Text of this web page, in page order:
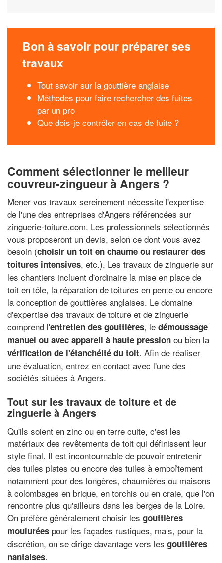
Bon à savoir pour préparer ses
travaux
Tout savoir sur la gouttière anglaise
Méthodes pour faire rechercher des fuites
par un pro
Que dois-je contrôler en cas de fuite ?
Comment sélectionner le meilleur
couvreur-zingueur à Angers ?
Mener vos travaux sereinement nécessite l'expertise
de l'une des entreprises d'Angers référencées sur
zinguerie-toiture.com. Les professionnels sélectionnés
vous proposeront un devis, selon ce dont vous avez
besoin (choisir un toit en chaume ou restaurer des
toitures intensives, etc.). Les travaux de zinguerie sur
les chantiers incluent d'ordinaire la mise en place de
toit en tôle, la réparation de toitures en pente ou encore
la conception de gouttières anglaises. Le domaine
d'expertise des travaux de toiture et de zinguerie
comprend l'entretien des gouttières, le démoussage
manuel ou avec appareil à haute pression ou bien la
vérification de l'étanchéité du toit. Afin de réaliser
une évaluation, entrez en contact avec l'une des
sociétés situées à Angers.
Tout sur les travaux de toiture et de
zinguerie à Angers
Qu'ils soient en zinc ou en terre cuite, c'est les
matériaux des revêtements de toit qui définissent leur
style final. Il est incontournable de pouvoir entretenir
des tuiles plates ou encore des tuiles à emboîtement
notamment pour des longères, chaumières ou maisons
à colombages en brique, en torchis ou en craie, que l'on
rencontre plus qu'ailleurs dans les berges de la Loire.
On préfère généralement choisir les gouttières
moulurées pour les façades rustiques, mais, pour la
discrétion, on se dirige davantage vers les gouttières
nantaises.